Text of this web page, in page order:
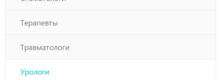
Терапевты
Травматологи
Урологи